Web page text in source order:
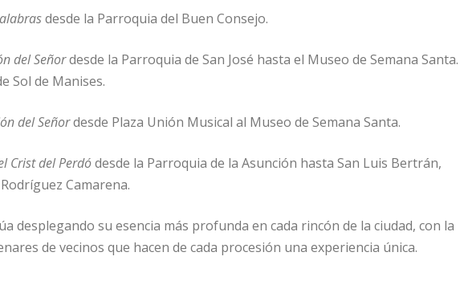
desde la Parroquia del Buen Consejo.
del Señordesde la Parroquia de San José hasta el Museo de Semana Santa.
Sol de Manises.
del Señordesde Plaza Unión Musical al Museo de Semana Santa.
Crist del Perdódesde la Parroquia de la Asunción hasta San Luis Bertrán,
Camarena.
desplegando su esencia más profunda en cada rincón de la ciudad, con la
de vecinos que hacen de cada procesión una experiencia única.